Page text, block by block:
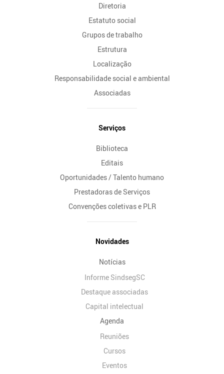
Diretoria
Estatuto social
Grupos de trabalho
Estrutura
Localização
Responsabilidade social e ambiental
Associadas
Serviços
Biblioteca
Editais
Oportunidades / Talento humano
Prestadoras de Serviços
Convenções coletivas e PLR
Novidades
Notícias
Informe SindsegSC
Destaque associadas
Capital intelectual
Agenda
Reuniões
Cursos
Eventos